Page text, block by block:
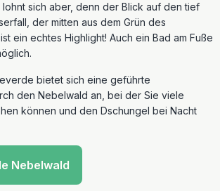
sich aber, denn der Blick auf den tief
der mitten aus dem Grün des
ein echtes Highlight! Auch ein Bad am Fuße
bietet sich eine geführte
den Nebelwald an, bei der Sie viele
können und den Dschungel bei Nacht
Nebelwald